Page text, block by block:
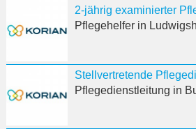
2-jährig examinierter
Pflegehelferin
Stellvertretende
Pflegedienstleitung in